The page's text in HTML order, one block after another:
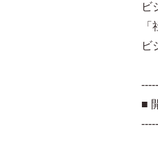
ビ
ビ
■